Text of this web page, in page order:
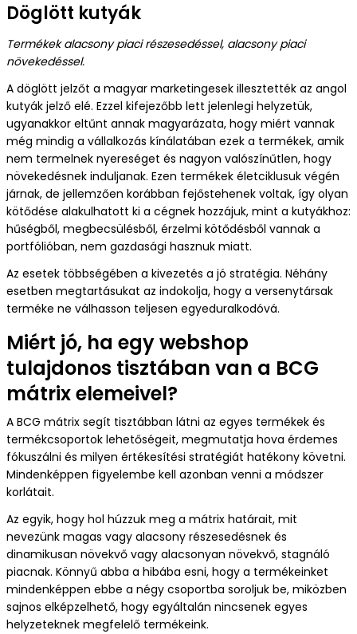
Döglött kutyák
Termékek alacsony piaci részesedéssel, alacsony piaci
növekedéssel.
A döglött jelzőt a magyar marketingesek illesztették az angol
kutyák jelző elé. Ezzel kifejezőbb lett jelenlegi helyzetük,
ugyanakkor eltűnt annak magyarázata, hogy miért vannak
még mindig a vállalkozás kínálatában ezek a termékek, amik
nem termelnek nyereséget és nagyon valószínűtlen, hogy
növekedésnek induljanak. Ezen termékek életciklusuk végén
járnak, de jellemzően korábban fejőstehenek voltak, így olyan
kötődése alakulhatott ki a cégnek hozzájuk, mint a kutyákhoz:
hűségből, megbecsülésből, érzelmi kötődésből vannak a
portfólióban, nem gazdasági hasznuk miatt.
Az esetek többségében a kivezetés a jó stratégia. Néhány
esetben megtartásukat az indokolja, hogy a versenytársak
terméke ne válhasson teljesen egyeduralkodóvá.
Miért jó, ha egy webshop
tulajdonos tisztában van a BCG
mátrix elemeivel?
A BCG mátrix segít tisztábban látni az egyes termékek és
termékcsoportok lehetőségeit, megmutatja hova érdemes
fókuszálni és milyen értékesítési stratégiát hatékony követni.
Mindenképpen figyelembe kell azonban venni a módszer
korlátait.
Az egyik, hogy hol húzzuk meg a mátrix határait, mit
nevezünk magas vagy alacsony részesedésnek és
dinamikusan növekvő vagy alacsonyan növekvő, stagnáló
piacnak. Könnyű abba a hibába esni, hogy a termékeinket
mindenképpen ebbe a négy csoportba soroljuk be, miközben
sajnos elképzelhető, hogy egyáltalán nincsenek egyes
helyzeteknek megfelelő termékeink.